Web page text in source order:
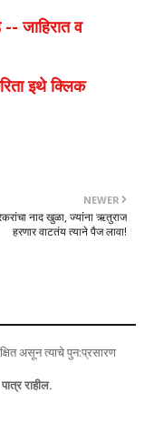
जाहिरात व
इथे क्लिक
NEWER
नाद खुळा, ज्यांना ऋतुराज
हरणार वाटतंय त्याने पैज लावा!
असून त्याचे पुन:प्रसारण
राहील.